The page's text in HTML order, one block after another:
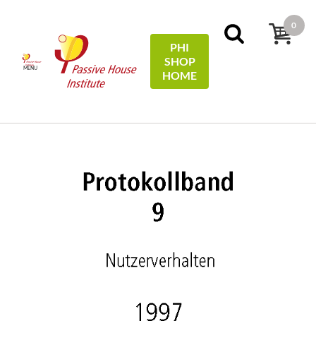
MENU
PHI
SHOP
HOME
0
Protocols 09 - Nutzerverhalten